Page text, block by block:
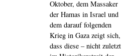
Oktober, dem Massaker
der Hamas in Israel und
dem darauf folgenden
Krieg in Gaza zeigt sich,
dass diese – nicht zuletzt
gelungene Aufarbeitung
in unserer pluralen
Gesellschaft? Und wie
passen die besondere
Verantwortung, die aus